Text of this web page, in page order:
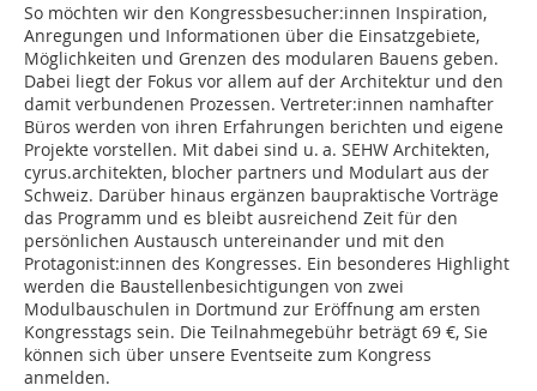
So möchten wir den Kongressbesucher:innen Inspiration,
Anregungen und Informationen über die Einsatzgebiete,
Möglichkeiten und Grenzen des modularen Bauens geben.
Dabei liegt der Fokus vor allem auf der Architektur und den
damit verbundenen Prozessen. Vertreter:innen namhafter
Büros werden von ihren Erfahrungen berichten und eigene
Projekte vorstellen. Mit dabei sind u. a. SEHW Architekten,
cyrus.architekten, blocher partners und Modulart aus der
Schweiz. Darüber hinaus ergänzen baupraktische Vorträge
das Programm und es bleibt ausreichend Zeit für den
persönlichen Austausch untereinander und mit den
Protagonist:innen des Kongresses. Ein besonderes Highlight
werden die Baustellenbesichtigungen von zwei
Modulbauschulen in Dortmund zur Eröffnung am ersten
Kongresstags sein. Die Teilnahmegebühr beträgt 69 €, Sie
können sich über unsere Eventseite zum Kongress
anmelden.